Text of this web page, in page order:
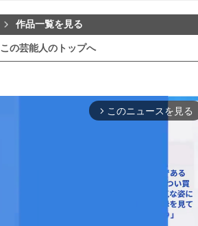
作品一覧を見る
この芸能人のトップへ
arrow_forward_ios このニュースを見る